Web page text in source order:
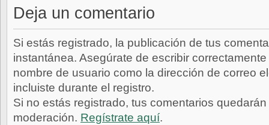
Deja un comentario
Si estás registrado, la publicación de tus
instantánea. Asegúrate de escribir
nombre de usuario como la dirección de correo
incluiste durante el registro.
Si no estás registrado, tus comentarios
moderación. Regístrate aquí.